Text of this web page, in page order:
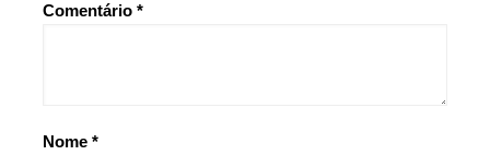
Comentário *
Nome *